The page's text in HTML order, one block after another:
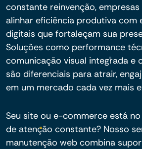
constante reinvenção,
alinhar eficiência produtiva com
digitais que fortaleçam sua
Soluções como performance
comunicação visual integrada e
são diferenciais para atrair,
em um mercado cada vez mais
Seu site ou e-commerce está
de atenção constante? Nosso
manutenção web combina